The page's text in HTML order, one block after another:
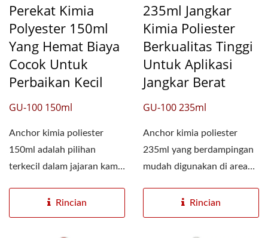
Perekat Kimia
Polyester 150ml
Yang Hemat Biaya
Cocok Untuk
Perbaikan Kecil
GU-100 150ml
Anchor kimia poliester
150ml adalah pilihan
terkecil dalam jajaran kami
Rincian
235ml Jangkar
Kimia Poliester
Berkualitas Tinggi
Untuk Aplikasi
Jangkar Berat
GU-100 235ml
Anchor kimia poliester
235ml yang berdampingan
mudah digunakan di area
Rincian